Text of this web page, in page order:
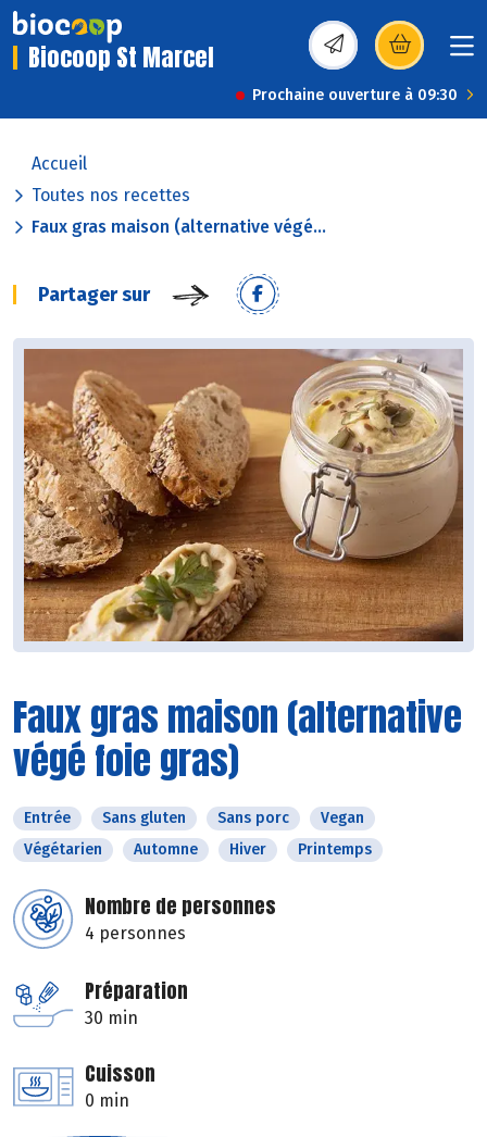
Biocoop St Marcel (s’ouvre dans une
Prochaine ouverture à 09:30
Accueil
Toutes nos recettes
Faux gras maison (alternative végé...
Partager sur
Faux gras maison (alternative
végé foie gras)
Entrée Sans gluten Sans porc
Vegan
Végétarien
Automne Hiver Printemps
Nombre de personnes
4 personnes
Préparation
30 min
Cuisson
0 min